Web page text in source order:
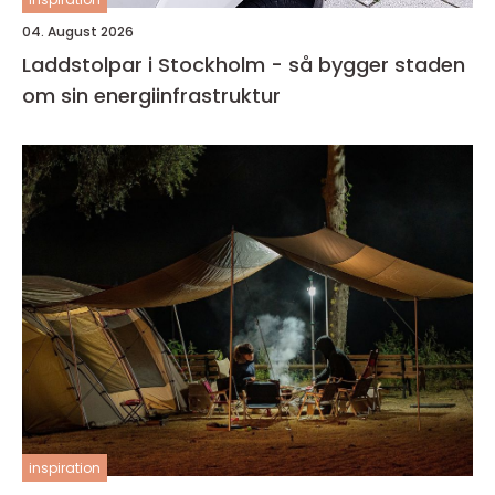
04. August 2026
Laddstolpar i Stockholm - så bygger staden
om sin energiinfrastruktur
inspiration